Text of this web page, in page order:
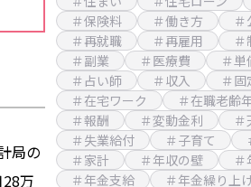
局の
万
＃保険料
＃働き方
＃
＃再就職
＃再雇用
＃
＃副業
＃医療費
＃単
＃占い師
＃収入
＃固
＃在宅ワーク
＃在職老齢
＃報酬
＃変動金利
＃
＃失業給付
＃子育て
＃家計
＃年収の壁
＃
＃年金支給
＃年金繰り上